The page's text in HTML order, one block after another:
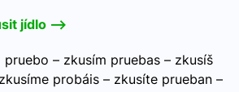
jídlo -->
– zkusím pruebas – zkusíš
probáis – zkusíte prueban –